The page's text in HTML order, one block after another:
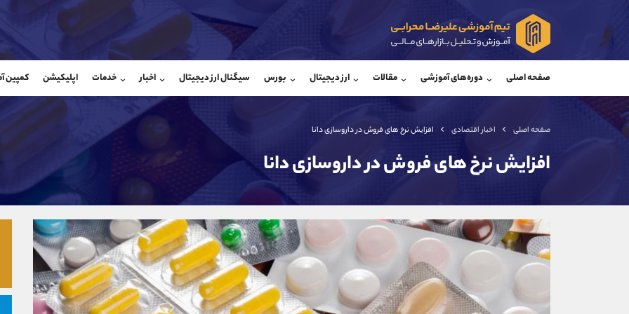
صفحه اصلی دوره‌های آموزشی مقالات ارز دیجیتال بورس سیگنال ارز دیجیتال اخبار خدمات اپلیکیشن کمپین
صفحه اصلی اخبار اقتصادی افزایش نرخ های فروش در داروسازی دانا
افزایش نرخ های فروش در داروسازی دانا
@Armteam_admin_33
شروع گفتگو
@Armteam_admin_por
شروع
تلگرام
تلفن
بدون پیش شماره
اینستاگرام
کانال تلگرام